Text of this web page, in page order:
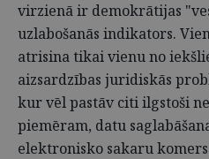
virzienā ir demokrātijas
uzlabošanās indikators.
atrisina tikai vienu no
aizsardzības juridiskās
kur vēl pastāv citi ilgstoši
piemēram, datu
elektronisko sakaru